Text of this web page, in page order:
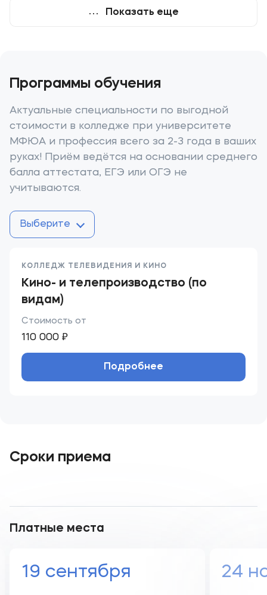
Показать еще
Программы обучения
Актуальные специальности по выгодной
стоимости в колледже при университете
МФЮА и профессия всего за 2-3 года в ваших
руках! Приём ведётся на основании среднего
балла аттестата, ЕГЭ или ОГЭ не
учитываются.
Выберите
КОЛЛЕДЖ ТЕЛЕВИДЕНИЯ И КИНО
Кино- и телепроизводство (по
видам)
Стоимость от
110 000 ₽
Подробнее
Сроки приема
Платные места
19 сентября 24